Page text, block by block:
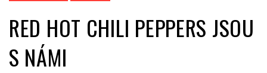
RED HOT CHILI PEPPERS JSOU
S NÁMI